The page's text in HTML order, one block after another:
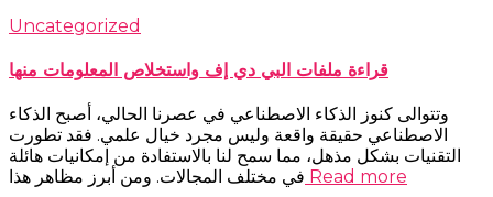
Uncategorized
قراءة ملفات البي دي إف واستخلاص المعلومات منها
وتتوالى كنوز الذكاء الاصطناعي في عصرنا الحالي، أصبح الذكاء
الاصطناعي حقيقة واقعة وليس مجرد خيال علمي. فقد تطورت
التقنيات بشكل مذهل، مما سمح لنا بالاستفادة من إمكانيات هائلة
في مختلف المجالات. ومن أبرز مظاهر هذا Read more